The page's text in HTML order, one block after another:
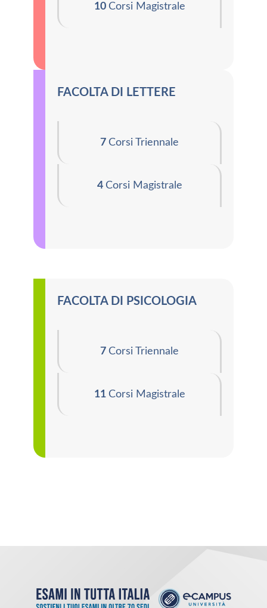
10 Corsi Magistrale
FACOLTA DI LETTERE
7 Corsi Triennale
4 Corsi Magistrale
FACOLTA DI PSICOLOGIA
7 Corsi Triennale
11 Corsi Magistrale